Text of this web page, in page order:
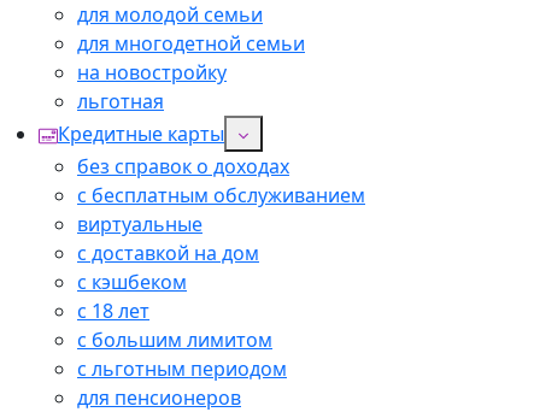
для молодой семьи
для многодетной семьи
на новостройку
льготная
Кредитные карты
без справок о доходах
с бесплатным обслуживанием
виртуальные
с доставкой на дом
с кэшбеком
с 18 лет
с большим лимитом
с льготным периодом
для пенсионеров